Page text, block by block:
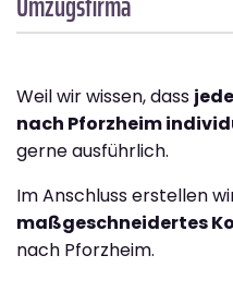
Weil wir wissen, dass
nach Pforzheim
gerne ausführlich.
Im Anschluss erstellen
maßgeschneidertes
nach Pforzheim.